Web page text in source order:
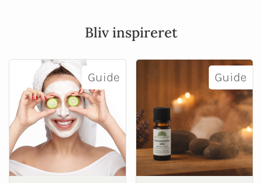
Bliv inspireret
Guide Guide